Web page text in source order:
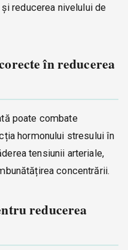
reducerea nivelului de
în reducerea
poate combate
hormonului stresului în
tensiunii arteriale,
concentrării.
reducerea